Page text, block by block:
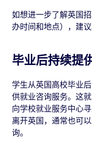
如想进一步了解英国
办时间和地点），建
毕业后持续提
学生从英国高校毕业
供就业咨询服务。这
向学校就业服务中心
离开英国，通常也可
询。